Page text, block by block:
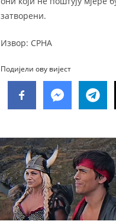
затворени.
Извор: СРНА
Подијели ову вијест